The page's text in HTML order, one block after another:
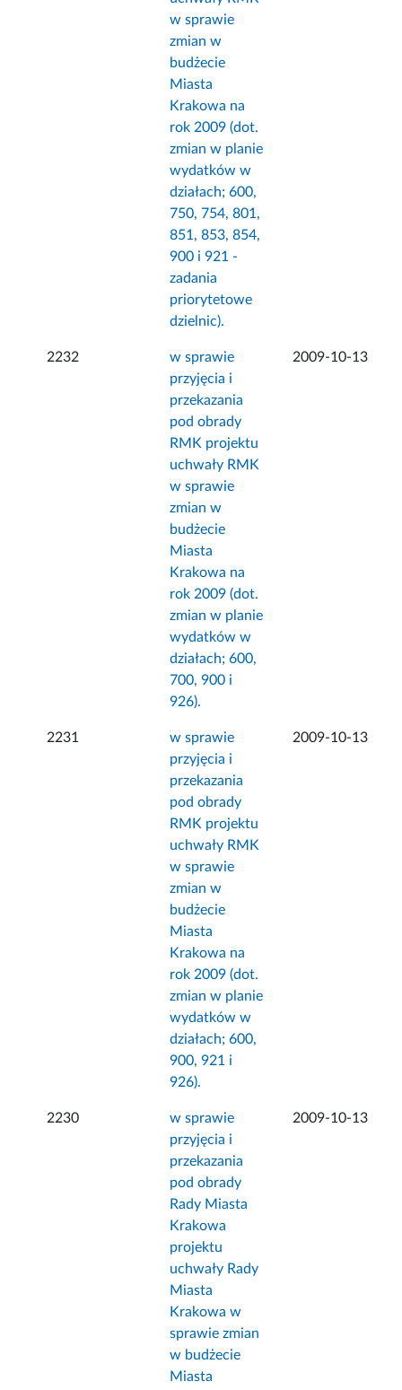
w sprawie
zmian w
budżecie
Miasta
Krakowa na
rok 2009 (dot.
zmian w planie
wydatków w
działach; 600,
750, 754, 801,
851, 853, 854,
900 i 921 -
zadania
priorytetowe
dzielnic).
2232
w sprawie
przyjęcia i
przekazania
pod obrady
RMK projektu
uchwały RMK
w sprawie
zmian w
budżecie
Miasta
Krakowa na
rok 2009 (dot.
zmian w planie
wydatków w
działach; 600,
700, 900 i
926).
2009-10-13
2231
w sprawie
przyjęcia i
przekazania
pod obrady
RMK projektu
uchwały RMK
w sprawie
zmian w
budżecie
Miasta
Krakowa na
rok 2009 (dot.
zmian w planie
wydatków w
działach; 600,
900, 921 i
926).
2009-10-13
2230
w sprawie
przyjęcia i
przekazania
pod obrady
Rady Miasta
Krakowa
projektu
uchwały Rady
Miasta
Krakowa w
sprawie zmian
w budżecie
Miasta
2009-10-13